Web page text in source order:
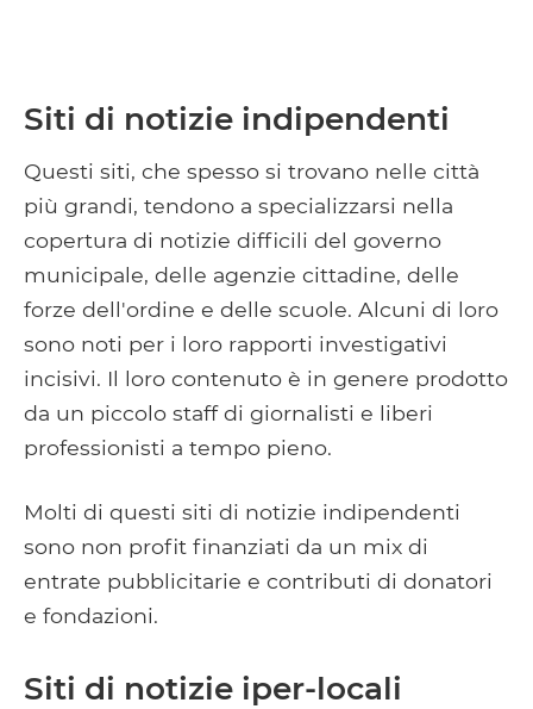
Siti di notizie indipendenti
Questi siti, che spesso si trovano nelle città
più grandi, tendono a specializzarsi nella
copertura di notizie difficili del governo
municipale, delle agenzie cittadine, delle
forze dell'ordine e delle scuole. Alcuni di loro
sono noti per i loro rapporti investigativi
incisivi. Il loro contenuto è in genere prodotto
da un piccolo staff di giornalisti e liberi
professionisti a tempo pieno.
Molti di questi siti di notizie indipendenti
sono non profit finanziati da un mix di
entrate pubblicitarie e contributi di donatori
e fondazioni.
Siti di notizie iper-locali